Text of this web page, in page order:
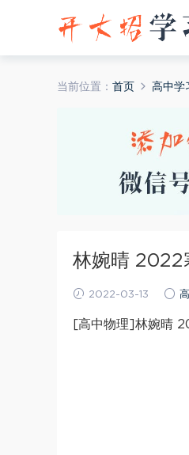
当前位置： 首页 高中学
林婉晴 2022
2022-03-13
[高中物理]林婉晴